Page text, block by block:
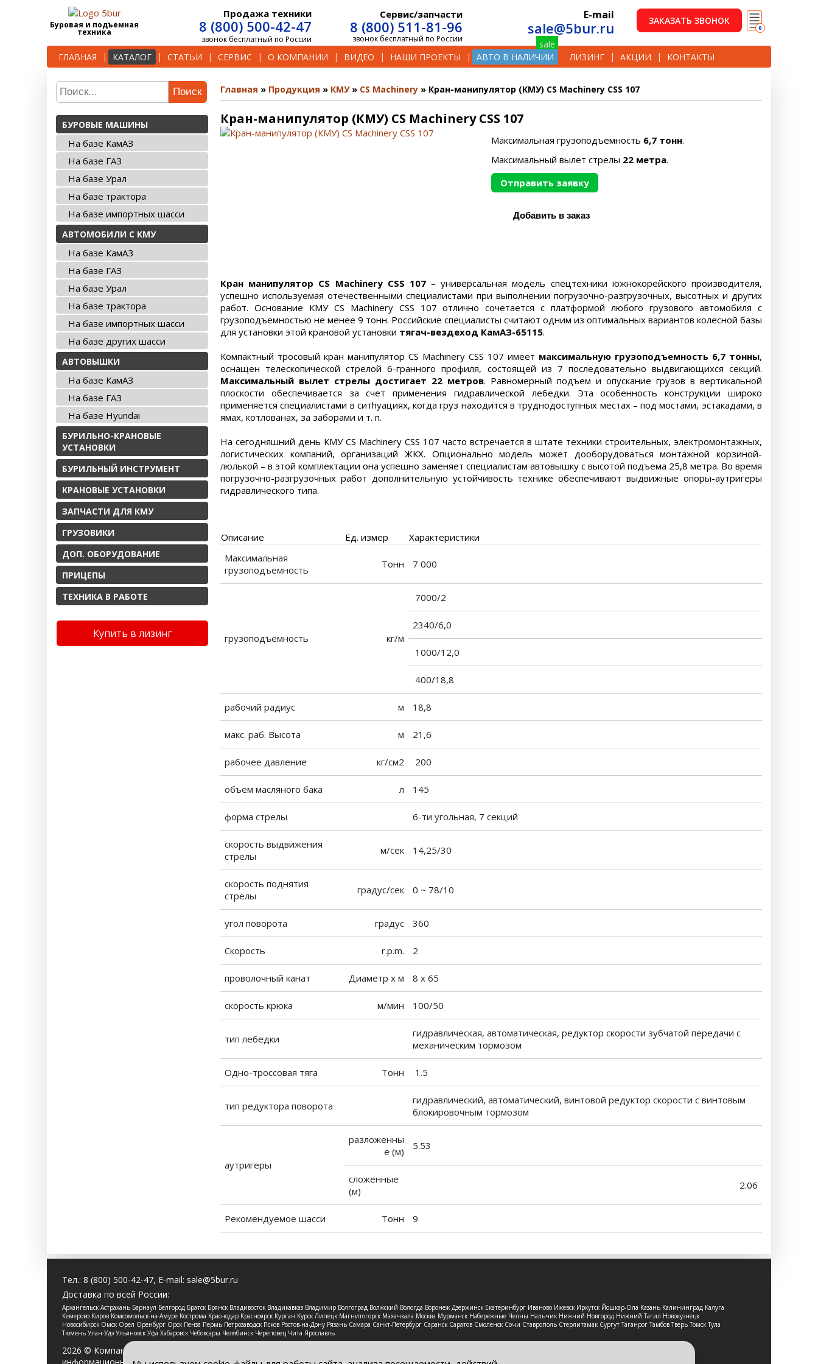
Буровая и подъемная
техника
Продажа техники
8 (800) 500-42-47
звонок бесплатный по России
Сервис/запчасти
8 (800) 511-81-96
звонок бесплатный по России
E-mail
sale@5bur.ru ЗАКАЗАТЬ ЗВОНОК
0
ГЛАВНАЯ КАТАЛОГ СТАТЬИ СЕРВИС О КОМПАНИИ ВИДЕО НАШИ ПРОЕКТЫ АВТО В НАЛИЧИИ ЛИЗИНГ АКЦИИ КОНТАКТЫ
Поиск
БУРОВЫЕ МАШИНЫ
На базе КамАЗ
На базе ГАЗ
На базе Урал
На базе трактора
На базе импортных шасси
АВТОМОБИЛИ С КМУ
На базе КамАЗ
На базе ГАЗ
На базе Урал
На базе трактора
На базе импортных шасси
На базе других шасси
АВТОВЫШКИ
На базе КамАЗ
На базе ГАЗ
На базе Hyundai
БУРИЛЬНО-КРАНОВЫЕ
УСТАНОВКИ
БУРИЛЬНЫЙ ИНСТРУМЕНТ
КРАНОВЫЕ УСТАНОВКИ
ЗАПЧАСТИ ДЛЯ КМУ
ГРУЗОВИКИ
ДОП. ОБОРУДОВАНИЕ
ПРИЦЕПЫ
ТЕХНИКА В РАБОТЕ
Купить в лизинг
Главная Продукция КМУ CS Machinery Кран-манипулятор (КМУ) CS Machinery CSS 107
Кран-манипулятор (КМУ) CS Machinery CSS 107
Максимальная грузоподъемность 6,7 тонн.
Максимальный вылет стрелы 22 метра.
Отправить заявку
Кран манипулятор CS Machinery CSS 107– универсальная модель спецтехники южнокорейского производителя,
успешно используемая отечественными специалистами при выполнении погрузочно-разгрузочных, высотных и других
работ. Основание КМУ CS Machinery CSS 107 отлично сочетается с платформой любого грузового автомобиля с
грузоподъемностью не менее 9 тонн. Российские специалисты считают одним из оптимальных вариантов колесной базы
для установки этой крановой установки тягач-вездеход КамАЗ-65115.
Компактный тросовый кран манипулятор CS Machinery CSS 107 имеет максимальную грузоподъемность 6,7 тонны,
оснащен телескопической стрелой 6-гранного профиля, состоящей из 7 последовательно выдвигающихся секций.
Максимальный вылет стрелы достигает 22 метров. Равномерный подъем и опускание грузов в вертикальной
плоскости обеспечивается за счет применения гидравлической лебедки. Эта особенность конструкции широко
применяется специалистами в ситhуациях, когда груз находится в труднодоступных местах – под мостами, эстакадами, в
ямах, котлованах, за заборами и т. п.
На сегодняшний день КМУ CS Machinery CSS 107 часто встречается в штате техники строительных, электромонтажных,
логистических компаний, организаций ЖКХ. Опционально модель может дооборудоваться монтажной корзиной-
люлькой – в этой комплектации она успешно заменяет специалистам автовышку с высотой подъема 25,8 метра. Во время
погрузочно-разгрузочных работ дополнительную устойчивость технике обеспечивают выдвижные опоры-аутригеры
гидравлического типа.
Описание Ед. измер
Характеристики
Максимальная
грузоподъемность
Тонн 7 000
грузоподъемность кг/м
7000/2
2340/6,0
1000/12,0
400/18,8
рабочий радиус м 18,8
макс. раб. Высота м 21,6
рабочее давление кг/см2 200
объем масляного бака л 145
форма стрелы 6-ти угольная, 7 секций
скорость выдвижения
стрелы
м/сек 14,25/30
скорость поднятия
стрелы
градус/сек 0 ~ 78/10
угол поворота градус 360
Скорость r.p.m. 2
проволочный канат Диаметр х м 8 х 65
скорость крюка м/мин 100/50
тип лебедки
гидравлическая, автоматическая, редуктор скорости зубчатой передачи с
механическим тормозом
Одно-троссовая тяга Тонн 1.5
тип редуктора поворота
гидравлический, автоматический, винтовой редуктор скорости с винтовым
блокировочным тормозом
аутригеры
разложенны
е (м)
5.53
сложенные
(м)
2.06
Рекомендуемое шасси Тонн 9
Тел.: 8 (800) 500-42-47, E-mail: sale@5bur.ru
Доставка по всей России:
Архангельск Астрахань Барнаул Белгород Братск Брянск Владивосток Владикавказ Владимир Волгоград Волжский Вологда Воронеж Дзержинск Екатеринбург Иваново Ижевск Иркутск Йошкар-Ола Казань Калининград Калуга
Кемерово Киров Комсомольск-на-Амуре Кострома Краснодар Красноярск Курган Курск Липецк Магнитогорск Махачкала Москва Мурманск Набережные Челны Нальчик Нижний Новгород Нижний Тагил Новокузнецк
Новосибирск Омск Орел Оренбург Орск Пенза Пермь Петрозаводск Псков Ростов-на-Дону Рязань Самара Санкт-Петербург Саранск Саратов Смоленск Сочи Ставрополь Стерлитамак Сургут Таганрог Тамбов Тверь Томск Тула
Тюмень Улан-Удэ Ульяновск Уфа Хабаровск Чебоксары Челябинск Череповец Чита Ярославль
2026 © Компания «Буровые Машины». Все права защищены. Обращаем Ваше внимание на то, что данный интернет-сайт носит исключительно